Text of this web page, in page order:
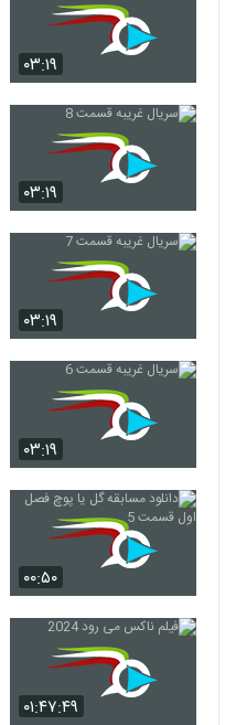
۰۳:۱۹
۰۳:۱۹
۰۳:۱۹
۰۳:۱۹
۰۰:۵۰
۰۱:۴۷:۴۹